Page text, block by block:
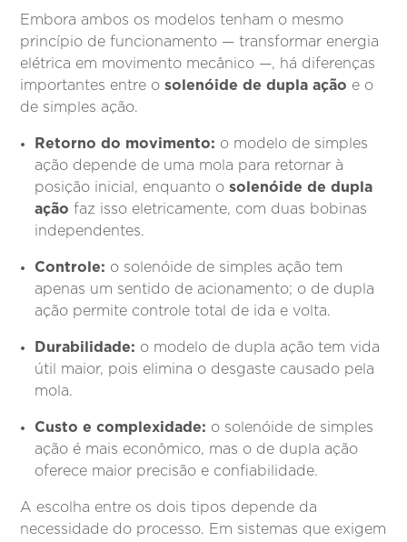
Embora ambos os modelos tenham o mesmo
princípio de funcionamento — transformar energia
elétrica em movimento mecânico —, há diferenças
importantes entre osolenóide de dupla ação e o
de simples ação.
Retorno do movimento: o modelo de simples
ação depende de uma mola para retornar à
posição inicial, enquanto o solenóide de dupla
ação faz isso eletricamente, com duas bobinas
independentes.
Controle: o solenóide de simples ação tem
apenas um sentido de acionamento; o de dupla
ação permite controle total de ida e volta.
Durabilidade: o modelo de dupla ação tem vida
útil maior, pois elimina o desgaste causado pela
mola.
Custo e complexidade: o solenóide de simples
ação é mais econômico, mas o de dupla ação
oferece maior precisão e confiabilidade.
A escolha entre os dois tipos depende da
necessidade do processo. Em sistemas que exigem